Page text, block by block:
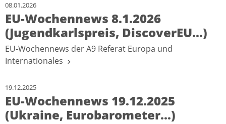
08.01.2026
EU-Wochennews 8.1.2026
(Jugendkarlspreis, DiscoverEU...)
EU-Wochennews der A9 Referat Europa und
Internationales
19.12.2025
EU-Wochennews 19.12.2025
(Ukraine, Eurobarometer...)